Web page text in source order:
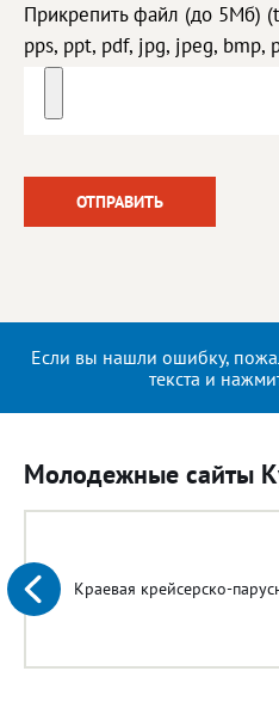
Прикрепить файл (до 5Мб)
pps, ppt, pdf, jpg, jpeg, bmp,
Если вы нашли ошибку,
текста и
Молодежные сайты
Краевая крейсерско-